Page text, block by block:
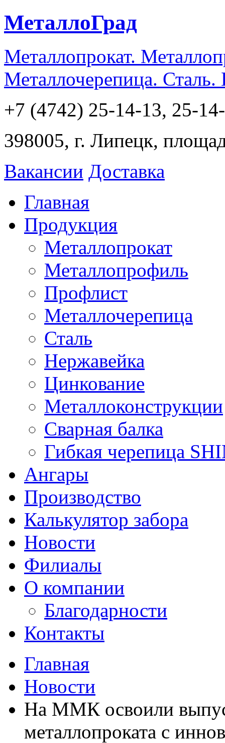
МеталлоГрад
Металлопрокат.
Металлочерепица.
+7 (4742) 25-14-13, 25-
398005, г. Липецк,
Вакансии Доставка
Главная
Продукция
Металлопрокат
Металлопрофиль
Профлист
Металлочерепица
Сталь
Нержавейка
Цинкование
Металлоконструкции
Сварная балка
Гибкая черепица
Ангары
Производство
Калькулятор забора
Новости
Филиалы
О компании
Благодарности
Контакты
Главная
Новости
На ММК освоили
металлопроката с